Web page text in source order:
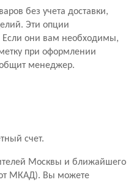
без учета доставки,
Эти опции
Если они вам необходимы,
при оформлении
менеджер.
счет.
Москвы и ближайшего
от МКАД). Вы можете